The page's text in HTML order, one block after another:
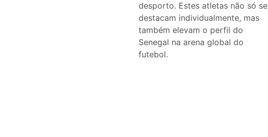
desporto. Estes atletas não só se
destacam individualmente, mas
também elevam o perfil do
Senegal na arena global do
futebol.